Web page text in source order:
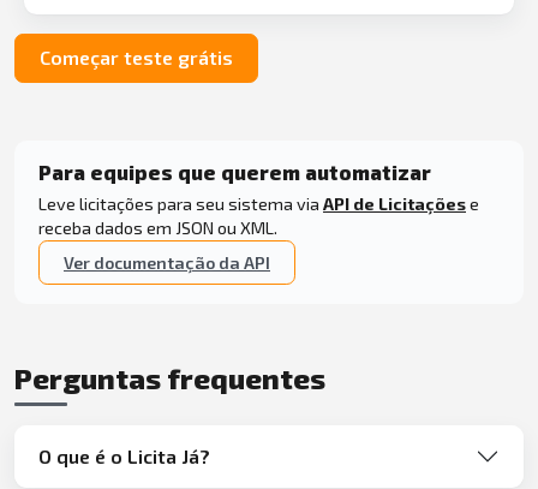
Começar teste grátis
Para equipes que querem automatizar
Leve licitações para seu sistema via API de Licitaçõese
receba dados em JSON ou XML.
Ver documentação da API
Perguntas frequentes
O que é o Licita Já?